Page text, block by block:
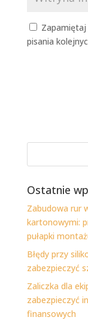
pisania
Ostatnie
Zabudowa rur
kartonowymi:
pułapki
Błędy przy
zabezpieczyć
Zaliczka dla
zabezpieczyć
finansowych